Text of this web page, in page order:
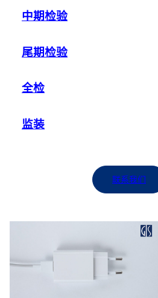
中期检验
尾期检验
全检
监装
联系我们